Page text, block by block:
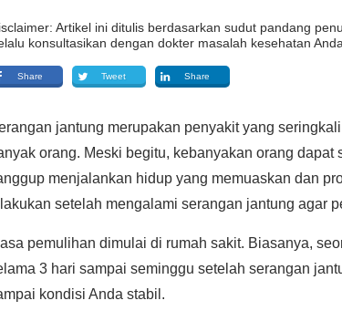
Artikel ini ditulis berdasarkan sudut pandang
konsultasikan dengan dokter masalah kesehatan
Share Tweet Share
jantung merupakan penyakit yang
orang. Meski begitu, kebanyakan orang
menjalankan hidup yang memuaskan dan
setelah mengalami serangan jantung agar
pemulihan dimulai di rumah sakit. Biasanya,
3 hari sampai seminggu setelah serangan
kondisi Anda stabil.